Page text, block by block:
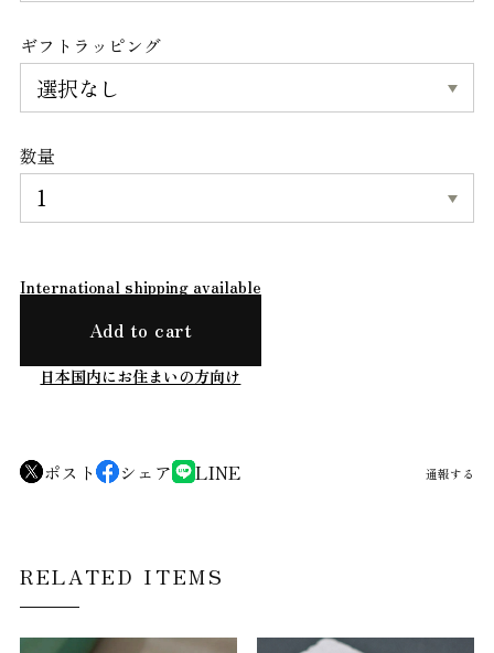
ギフトラッピング
数量
International shipping available
Add to cart
日本国内にお住まいの方向け
ポスト シェア LINE 通報する
RELATED ITEMS